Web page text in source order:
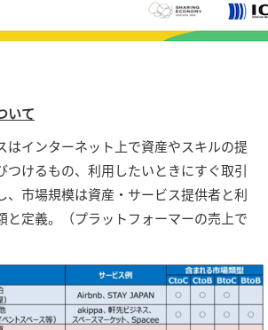
いて
はインターネット上で資産やスキルの提
つけるもの、利用したいときにすぐ取引
、市場規模は資産・サービス提供者と利
と定義。（プラットフォーマーの売上で